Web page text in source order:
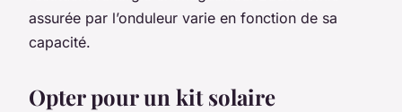
assurée par l’onduleur varie en fonction de sa
capacité.
Opter pour un kit solaire